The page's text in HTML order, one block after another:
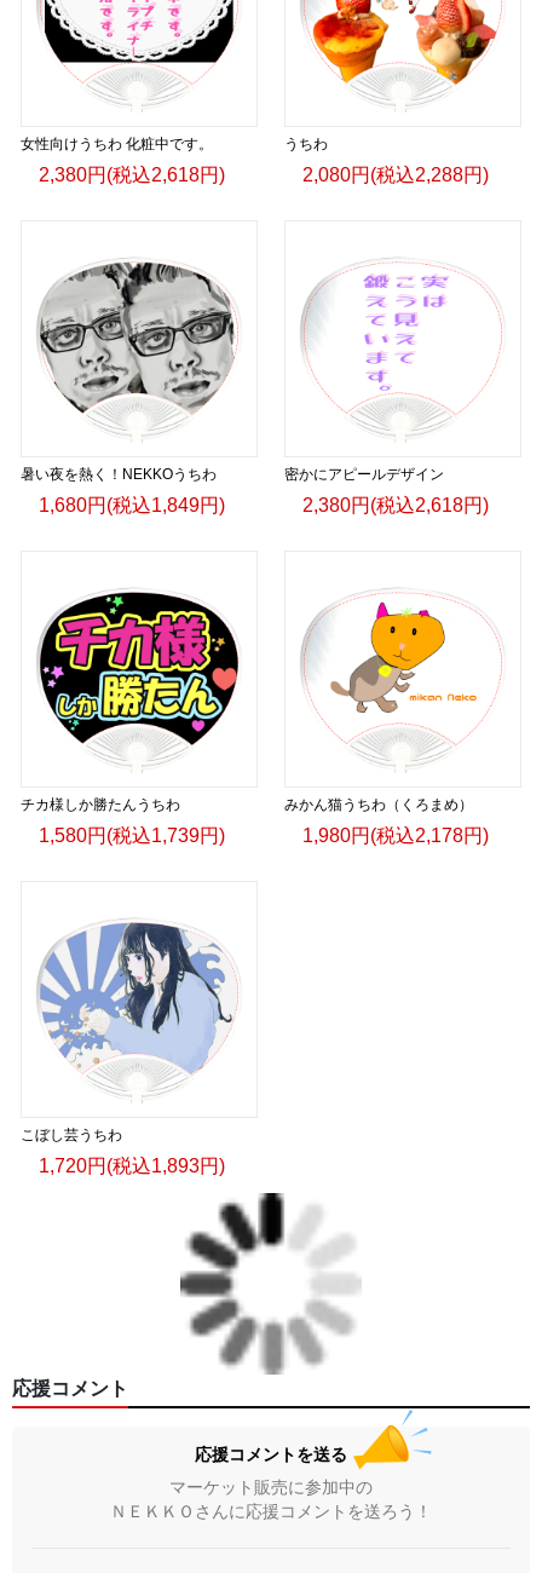
女性向けうちわ 化粧中です。
2,380円(税込2,618円)
うちわ
2,080円(税込2,288円)
暑い夜を熱く！NEKKOうちわ
1,680円(税込1,849円)
密かにアピールデザイン
2,380円(税込2,618円)
チカ様しか勝たんうちわ
1,580円(税込1,739円)
みかん猫うちわ（くろまめ）
1,980円(税込2,178円)
こぼし芸うちわ
1,720円(税込1,893円)
応援コメント
応援コメントを送る
マーケット販売に参加中の
ＮＥＫＫＯさんに応援コメントを送ろう！